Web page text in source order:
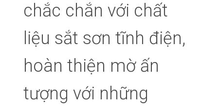
chắc chắn với chất
liệu sắt sơn tĩnh điện,
hoàn thiện mờ ấn
tượng với những